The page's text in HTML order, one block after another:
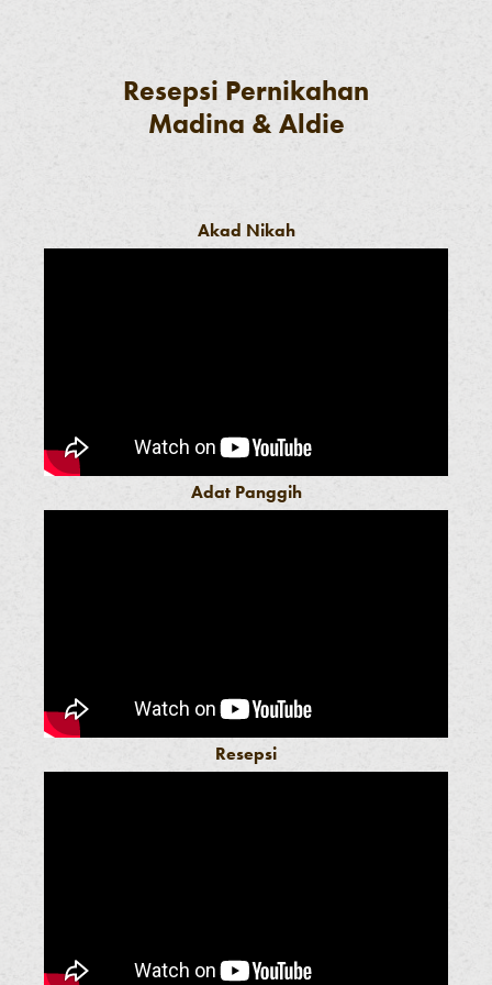
Resepsi Pernikahan
Madina & Aldie
Akad Nikah
Adat Panggih
Resepsi